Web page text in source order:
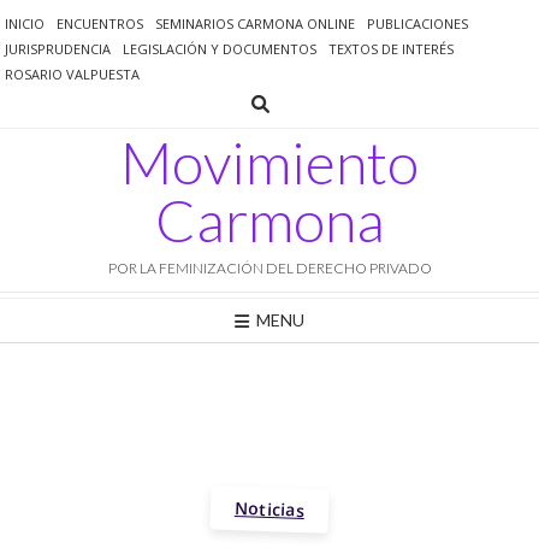
al
contenido
INICIO ENCUENTROS SEMINARIOS CARMONA ONLINE
PUBLICACIONES
JURISPRUDENCIA
LEGISLACIÓN Y DOCUMENTOS
TEXTOS DE INTERÉS
ROSARIO VALPUESTA
Movimiento
Carmona
POR LA FEMINIZACIÓN DEL DERECHO PRIVADO
MENU
Noticias